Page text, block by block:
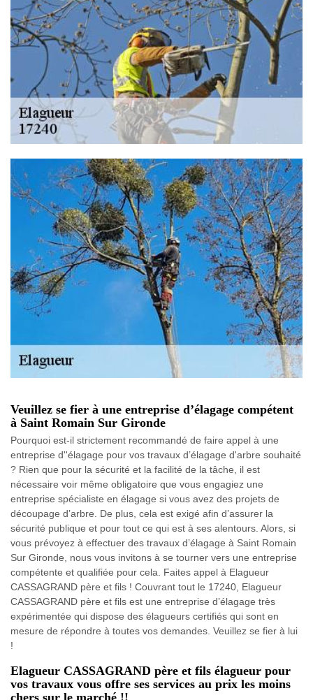
Veuillez se fier à une entreprise d’élagage compétent
à Saint Romain Sur Gironde
Pourquoi est-il strictement recommandé de faire appel à une
entreprise d''élagage pour vos travaux d’élagage d'arbre souhaité
? Rien que pour la sécurité et la facilité de la tâche, il est
nécessaire voir même obligatoire que vous engagiez une
entreprise spécialiste en élagage si vous avez des projets de
découpage d’arbre. De plus, cela est exigé afin d’assurer la
sécurité publique et pour tout ce qui est à ses alentours. Alors, si
vous prévoyez à effectuer des travaux d’élagage à Saint Romain
Sur Gironde, nous vous invitons à se tourner vers une entreprise
compétente et qualifiée pour cela. Faites appel à Elagueur
CASSAGRAND père et fils ! Couvrant tout le 17240, Elagueur
CASSAGRAND père et fils est une entreprise d’élagage très
expérimentée qui dispose des élagueurs certifiés qui sont en
mesure de répondre à toutes vos demandes. Veuillez se fier à lui
!
Elagueur CASSAGRAND père et fils élagueur pour
vos travaux vous offre ses services au prix les moins
chers sur le marché !!